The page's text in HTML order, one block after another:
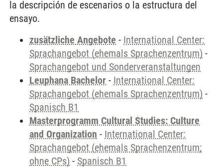
la descripción de escenarios o la estructura del
ensayo.
zusätzliche Angebote - International Center:
Sprachangebot (ehemals Sprachenzentrum) -
Sprachangebot und Sonderveranstaltungen
Leuphana Bachelor - International Center:
Sprachangebot (ehemals Sprachenzentrum) -
Spanisch B1
Masterprogramm Cultural Studies: Culture
and Organization - International Center:
Sprachangebot (ehemals Sprachenzentrum;
ohne CPs) - Spanisch B1